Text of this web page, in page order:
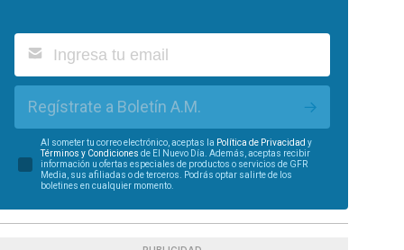
Regístrate a Boletín A.M.
Al someter tu correo electrónico, aceptas la Política de Privacidad y
Términos y Condiciones de El Nuevo Día. Además, aceptas recibir
información u ofertas especiales de productos o servicios de GFR
Media, sus afiliadas o de terceros. Podrás optar salirte de los
boletines en cualquier momento.